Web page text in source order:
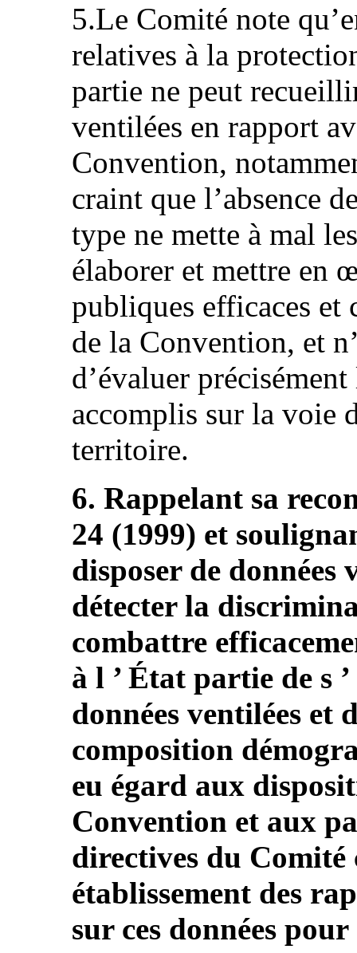
5.Le Comité note
relatives à la
partie ne peut
ventilées en rapport
Convention,
craint que l’absence
type ne mette à mal
élaborer et mettre en
publiques efficaces et
de la Convention, et
d’évaluer
accomplis sur la voie
territoire.
6. Rappelant sa
24 (1999) et
disposer de
détecter la
combattre
à l ’ État partie de s
données ventilées et
composition
eu égard aux
Convention et aux
directives du Comité
établissement des
sur ces données